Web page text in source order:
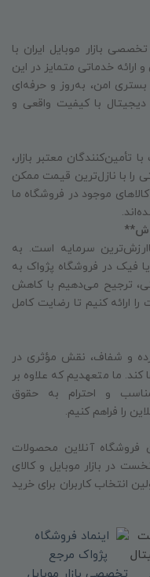
بازار موبایل ایران با
خدماتی متمایز در این
امن، به‌روز و حرفه‌ای
دیجیتال با کیفیت واقعی و
تأمین‌کنندگان معتبر بازار،
را با نازل‌ترین قیمت ممکن
موجود در فروشگاه ما
سرمایه است. به
فیک در فروشگاه پژواک به
ترجیح می‌دهیم با کاهش
ارائه کنیم تا رضایت کامل
و شفاف، نقش مؤثری در
کند. ما متعهدیم که علاوه بر
مناسب و احترام به حقوق
را فراهم کنیم.
فروشگاه آنلاین محصولات
در بازار موبایل و کالای
انتخاب کاربران برای خرید